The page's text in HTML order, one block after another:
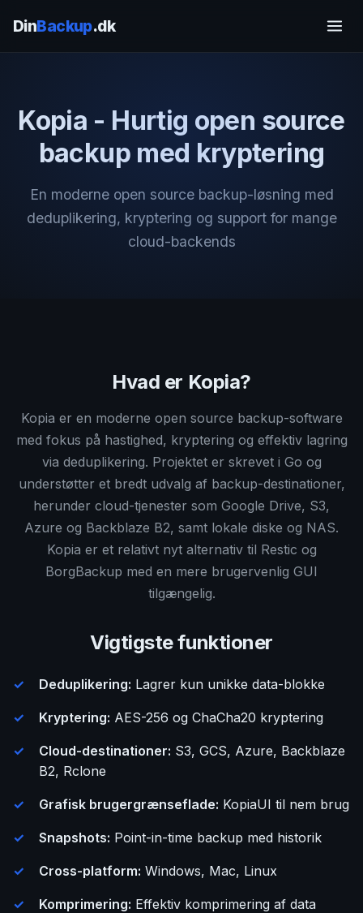
DinBackup.dk
Kopia - Hurtig open source
backup med kryptering
En moderne open source backup-løsning med
deduplikering, kryptering og support for mange
cloud-backends
Hvad er Kopia?
Kopia er en moderne open source backup-software
med fokus på hastighed, kryptering og effektiv lagring
via deduplikering. Projektet er skrevet i Go og
understøtter et bredt udvalg af backup-destinationer,
herunder cloud-tjenester som Google Drive, S3,
Azure og Backblaze B2, samt lokale diske og NAS.
Kopia er et relativt nyt alternativ til Restic og
BorgBackup med en mere brugervenlig GUI
tilgængelig.
Vigtigste funktioner
Deduplikering: Lagrer kun unikke data-blokke
Kryptering: AES-256 og ChaCha20 kryptering
Cloud-destinationer: S3, GCS, Azure, Backblaze
B2, Rclone
Grafisk brugergrænseflade: KopiaUI til nem brug
Snapshots: Point-in-time backup med historik
Cross-platform: Windows, Mac, Linux
Komprimering: Effektiv komprimering af data